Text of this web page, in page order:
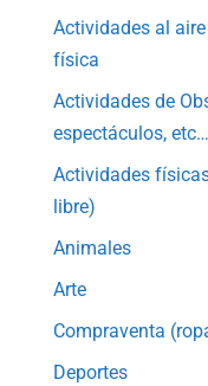
Actividades al
física
Actividades de
espectáculos,
Actividades
libre)
Animales
Arte
Compraventa
Deportes